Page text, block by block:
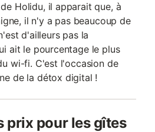
Holidu, il apparait que, à
il n'y a pas beaucoup de
d'ailleurs pas la
ait le pourcentage le plus
wi-fi. C'est l'occasion de
de la détox digital !
prix pour les gîtes